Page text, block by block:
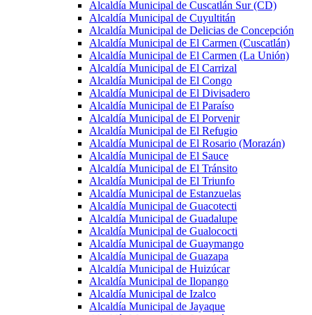
Alcaldía Municipal de Cuscatlán Sur (CD)
Alcaldía Municipal de Cuyultitán
Alcaldía Municipal de Delicias de Concepción
Alcaldía Municipal de El Carmen (Cuscatlán)
Alcaldía Municipal de El Carmen (La Unión)
Alcaldía Municipal de El Carrizal
Alcaldía Municipal de El Congo
Alcaldía Municipal de El Divisadero
Alcaldía Municipal de El Paraíso
Alcaldía Municipal de El Porvenir
Alcaldía Municipal de El Refugio
Alcaldía Municipal de El Rosario (Morazán)
Alcaldía Municipal de El Sauce
Alcaldía Municipal de El Tránsito
Alcaldía Municipal de El Triunfo
Alcaldía Municipal de Estanzuelas
Alcaldía Municipal de Guacotecti
Alcaldía Municipal de Guadalupe
Alcaldía Municipal de Gualococti
Alcaldía Municipal de Guaymango
Alcaldía Municipal de Guazapa
Alcaldía Municipal de Huizúcar
Alcaldía Municipal de Ilopango
Alcaldía Municipal de Izalco
Alcaldía Municipal de Jayaque